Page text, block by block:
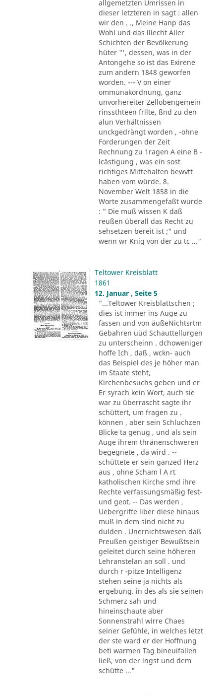
allgemetzten Umrissen in
dieser letzteren in sagt : allen
wir den . ., Meine Hanp das
Wohl und das lllecht Aller
Schichten der Bevölkerung
hüter "', dessen, was in der
Antongehe so ist das Exirene
zum andern 1848 geworfen
worden. --- V on einer
ommunakordnung, ganz
unvorhereiter Zellobengemein
rinssthteen frllte, ßnd zu den
alun Verhältnissen
unckgedrängt worden , -ohne
Forderungen der Zeit
Rechnung zu 1ragen A eine B -
lcästigung , was ein sost
richtiges Mittehalten bewvtt
haben vom würde. 8.
November Welt 1858 in die
Worte zusammengefaßt wurde
: " Die muß wissen K daß
reußen überall das Recht zu
sehsetzen bereit ist ;" und
wenn wr Knig von der zu tc ..."
Teltower Kreisblatt
1861
12. Januar , Seite 5
"...Teltower Kreisblattschen ;
dies ist immer ins Auge zu
fassen und von äußeNichtsrtm
Gebahren uüd Schauttellurgen
zu unterscheinn . dchoweniger
hoffe Ich , daß , wckn- auch
das Beispiel des je höher man
im Staate steht,
Kirchenbesuchs geben und er
Er syrach kein Wort, auch sie
war zu überrascht sagte ihr
schüttert, um fragen zu .
können , aber sein Schluchzen
Blicke ta genug , und als sein
Auge ihrem thränenschweren
begegnete , da wird . --
schüttete er sein ganzed Herz
aus , ohne Scham l A rt
katholischen Kirche smd ihre
Rechte verfassungsmäßig fest-
und geot. -- Das werden ,
Uebergriffe liber diese hinaus
muß in dem sind nicht zu
dulden . Unernichtswesen daß
Preußen geistiger Bewußtsein
geleitet durch seine höheren
Lehranstelan an soll . und
durch r -pitze Intelligenz
stehen seine ja nichts als
ergebung. in des als sie seinen
Schmerz sah und
hineinschaute aber
Sonnenstrahl wirre Chaes
seiner Gefühle, in welches letzt
der ste ward er der Hoffnung
beti warmen Tag bineuifallen
ließ, von der lngst und dem
schütte ..."